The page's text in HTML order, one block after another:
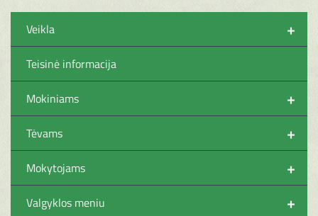
+
Veikla
Teisinė informacija
+
Mokiniams
+
Tėvams
+
Mokytojams
+
Valgyklos meniu